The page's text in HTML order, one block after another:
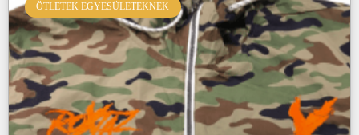
ÖTLETEK EGYESÜLETEKNEK